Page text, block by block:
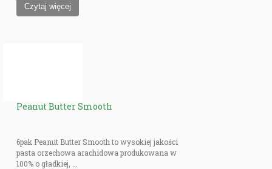
Peanut Butter Smooth
6pak Peanut Butter Smooth to wysokiej jakości
pasta orzechowa arachidowa produkowana w
100% o gładkiej, ...